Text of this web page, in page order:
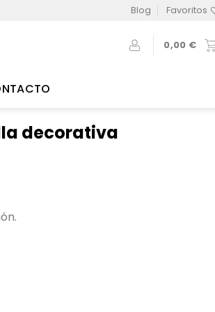
Blog Favoritos
0,00 €
decorativa